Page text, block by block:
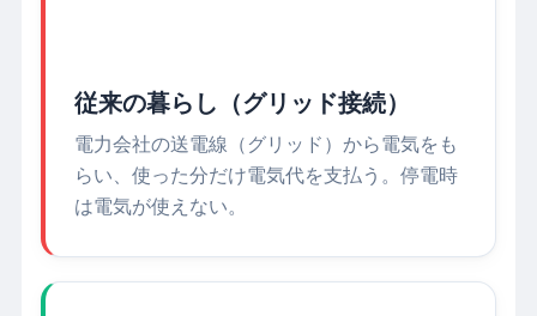
従来の暮らし（グリッド接続）
電力会社の送電線（グリッド）から電気をも
らい、使った分だけ電気代を支払う。停電時
は電気が使えない。